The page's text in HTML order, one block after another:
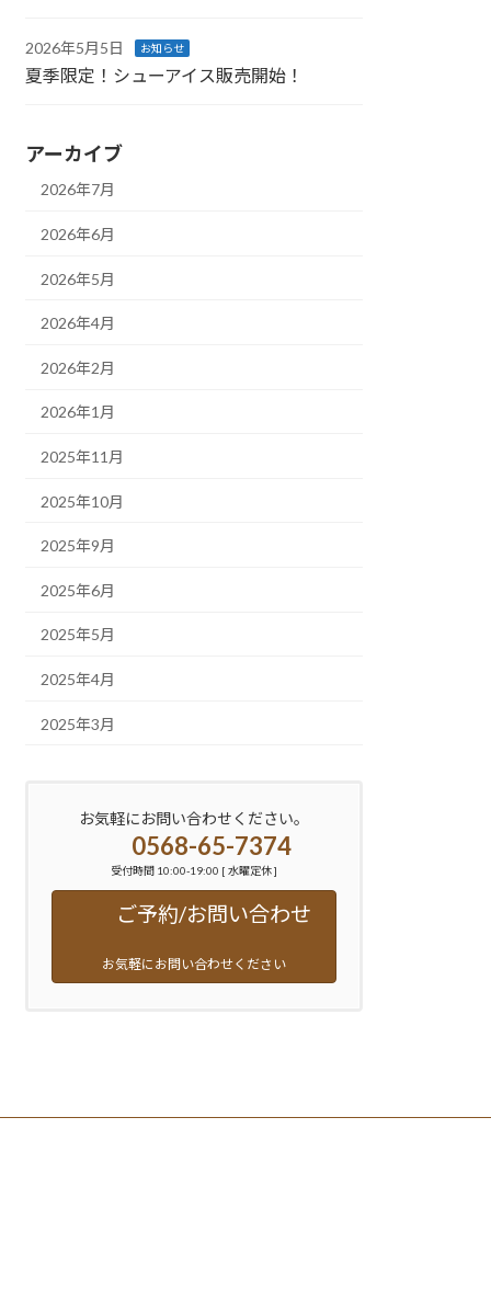
2026年5月5日 お知らせ
夏季限定！シューアイス販売開始！
アーカイブ
2026年7月
2026年6月
2026年5月
2026年4月
2026年2月
2026年1月
2025年11月
2025年10月
2025年9月
2025年6月
2025年5月
2025年4月
2025年3月
お気軽にお問い合わせください。
0568-65-7374
受付時間 10:00-19:00 [ 水曜定休 ]
ご予約/お問い合わせ
お気軽にお問い合わせください